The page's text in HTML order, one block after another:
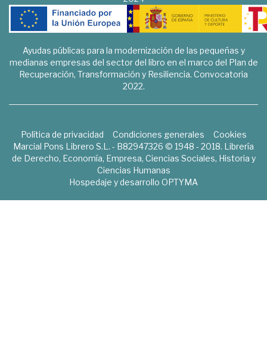
Ayudas públicas para la modernización de las pequeñas y
medianas empresas del sector del libro en el marco del Plan de
Recuperación, Transformación y Resiliencia. Convocatoria
2022.
Política de privacidad Condiciones generales
Cookies
Marcial Pons Librero S.L. - B82947326 © 1948 - 2018. Librería
de Derecho, Economía, Empresa, Ciencias Sociales, Historia y
Ciencias Humanas
Hospedaje y desarrollo OPTYMA